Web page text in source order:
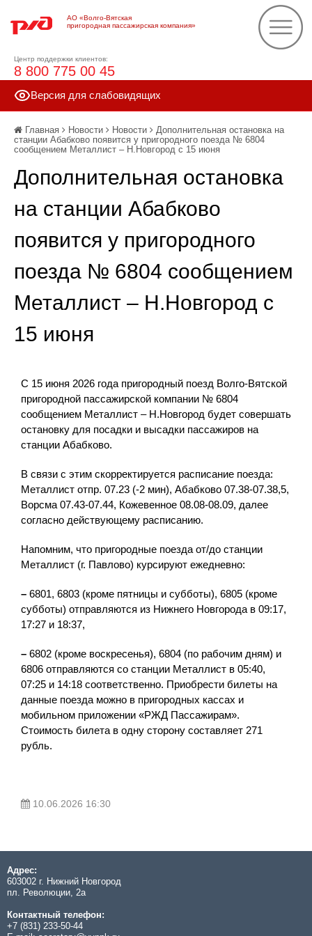
АО «Волго-Вятская
пригородная пассажирская компания»
Центр поддержки клиентов:
8 800 775 00 45
Версия для слабовидящих
Главная Новости Новости
Дополнительная остановка на
станции Абабково появится у пригородного поезда № 6804
сообщением Металлист – Н.Новгород с 15 июня
Дополнительная остановка
на станции Абабково
появится у пригородного
поезда № 6804 сообщением
Металлист – Н.Новгород с
15 июня
С 15 июня 2026 года пригородный поезд Волго-Вятской
пригородной пассажирской компании № 6804
сообщением Металлист – Н.Новгород будет совершать
остановку для посадки и высадки пассажиров на
станции Абабково.
В связи с этим скорректируется расписание поезда:
Металлист отпр. 07.23 (-2 мин), Абабково 07.38-07.38,5,
Ворсма 07.43-07.44, Кожевенное 08.08-08.09, далее
согласно действующему расписанию.
Напомним, что пригородные поезда от/до станции
Металлист (г. Павлово) курсируют ежедневно:
– 6801, 6803 (кроме пятницы и субботы), 6805 (кроме
субботы) отправляются из Нижнего Новгорода в 09:17,
17:27 и 18:37,
– 6802 (кроме воскресенья), 6804 (по рабочим дням) и
6806 отправляются со станции Металлист в 05:40,
07:25 и 14:18 соответственно. Приобрести билеты на
данные поезда можно в пригородных кассах и
мобильном приложении «РЖД Пассажирам».
Стоимость билета в одну сторону составляет 271
рубль.
10.06.2026 16:30
Адрес:
603002 г. Нижний Новгород
пл. Революции, 2а
Контактный телефон:
+7 (831) 233-50-44